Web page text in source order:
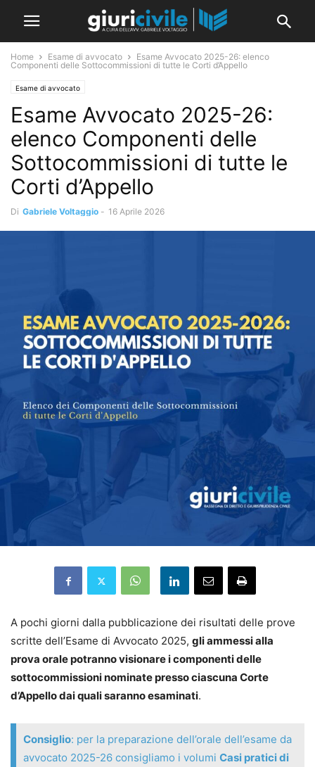
Home Esame di avvocato
Esame Avvocato 2025-26: elenco
Componenti delle Sottocommissioni di tutte le Corti d’Appello
Esame di avvocato
Esame Avvocato 2025-26:
elenco Componenti delle
Sottocommissioni di tutte le
Corti d’Appello
Di Gabriele Voltaggio - 16 Aprile 2026
A pochi giorni dalla pubblicazione dei risultati delle prove
scritte dell’Esame di Avvocato 2025, gli ammessi alla
prova orale potranno visionare i componenti delle
sottocommissioni nominate presso ciascuna Corte
d’Appello dai quali saranno esaminati.
Consiglio: per la preparazione dell’orale dell’esame da
avvocato 2025-26 consigliamo i volumi Casi pratici di